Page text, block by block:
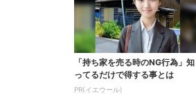
「持ち家を売る時のNG行為」知
ってるだけで得する事とは
PR(イエウール)